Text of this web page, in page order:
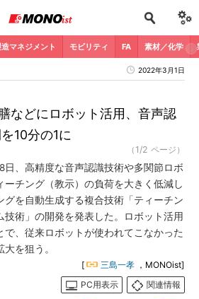
マネジメント モビリティ FA 素材／化学
2022年3月1日
などにロボット活用、音声認
10分の1に
（1/2 ページ）
日、高精度な音声認識技術や多関節ロボ
ーチング（教示）の負荷を大きく低減し
グを自動生成する複合技術「ティーチン
技術」の開発を発表した。ロボット活用
で、従来ロボットが使われてこなかった
を狙う。
[ 三島一孝 ，MONOist]
PC用表示
関連情報